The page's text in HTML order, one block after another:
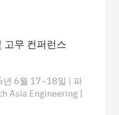
고무 컨퍼런스
6월 17~18일 | 파
Asia Engineering |